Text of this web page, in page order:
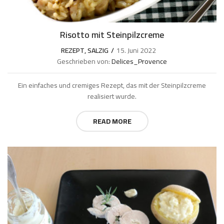
Risotto mit Steinpilzcreme
REZEPT,SALZIG
15. Juni 2022
Geschrieben von:Delices_Provence
Ein einfaches und cremiges Rezept, das mit der Steinpilzcreme
realisiert wurde.
READ MORE